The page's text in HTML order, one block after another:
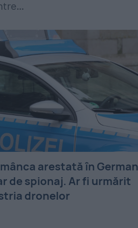
arestată în
de spionaj. Ar fi urmărit
dronelor